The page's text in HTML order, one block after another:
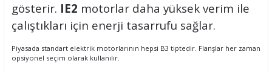
gösterir. IE2 motorlar daha yüksek verim ile
çalıştıkları için enerji tasarrufu sağlar.
Piyasada standart elektrik motorlarının hepsi B3 tiptedir. Flanşlar her zaman
opsiyonel seçim olarak kullanılır.